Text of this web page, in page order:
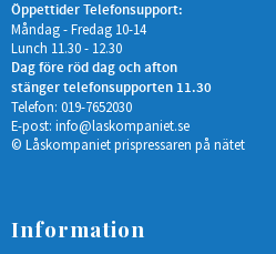
Öppettider Telefonsupport:
Måndag - Fredag 10-14
Lunch 11.30 - 12.30
Dag före röd dag och afton
stänger telefonsupporten 11.30
Telefon: 019-7652030
E-post: info@laskompaniet.se
© Låskompaniet prispressaren på nätet
Information